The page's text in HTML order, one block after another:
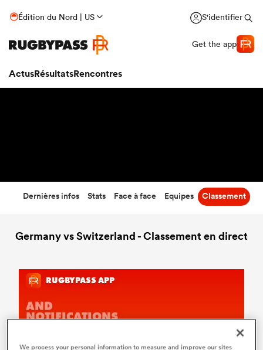
Édition du Nord | US S'identifier
Get the app
ActusRésultatsRencontres
Dernières infos Stats Face à face Equipes Classement
Germany vs Switzerland - Classement en direct
We process your personal information to measure and improve our sites